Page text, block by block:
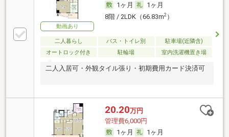
動画あり
1ヶ月
1ヶ月
8階 / 2LDK（66.83m2）
二人暮らし バス・トイレ別
駐車場(近隣含)
オートロック付き
駐輪場 室内洗濯機置き場
二人入居可・外観タイル張り・初期費用カード決済可
20.20万円
管理費6,000円
1ヶ月
1ヶ月